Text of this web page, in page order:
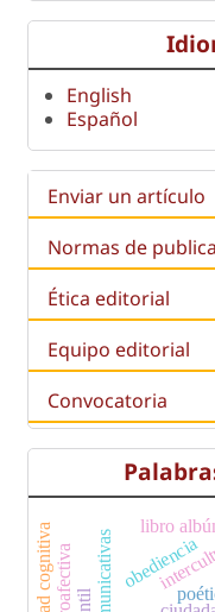
English
Español
Enviar un artículo
Normas de
Ética editorial
Equipo editorial
Convocatoria
libro
obediencia